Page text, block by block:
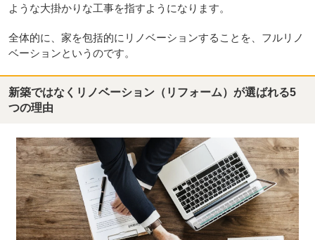
ような大掛かりな工事を指すようになります。
全体的に、家を包括的にリノベーションすることを、フルリノ
ベーションというのです。
新築ではなくリノベーション（リフォーム）が選ばれる5
つの理由